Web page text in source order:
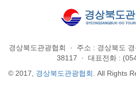
경상북도관광협회 ·
주소 : 경상북도
38117
·
대표전화 :
© 2017, 경상북도관광협회 . All Rights